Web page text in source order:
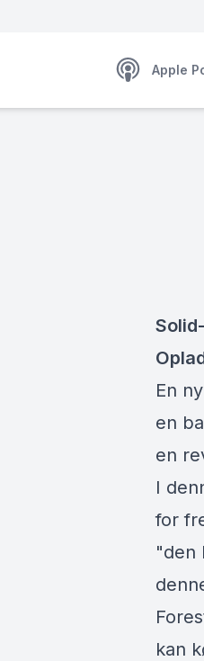
Apple
En
en
en
I
for
"den
kan